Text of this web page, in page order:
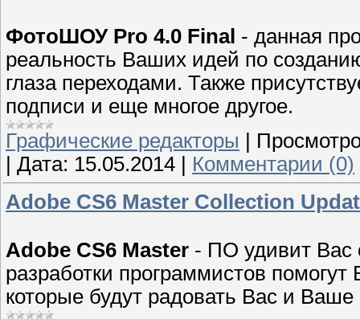
ФотоШОУ Pro 4.0 Final - данная
реальность Ваших идей по
глаза переходами. Также
подписи и еще многое другое.
Графические редакторы |
| Дата: 15.05.2014 | Комментарии (0)
Adobe CS6 Master Collection
Adobe CS6 Master - ПО удивит Вас
разработки программистов
которые будут радовать Вас и Ваше